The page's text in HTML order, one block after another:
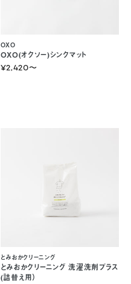
OXO(オクソー)シンクマット
OXO
〜
¥2,420
とみおかクリーニング 洗濯洗剤プラス
(詰替え用）
とみおかクリーニング